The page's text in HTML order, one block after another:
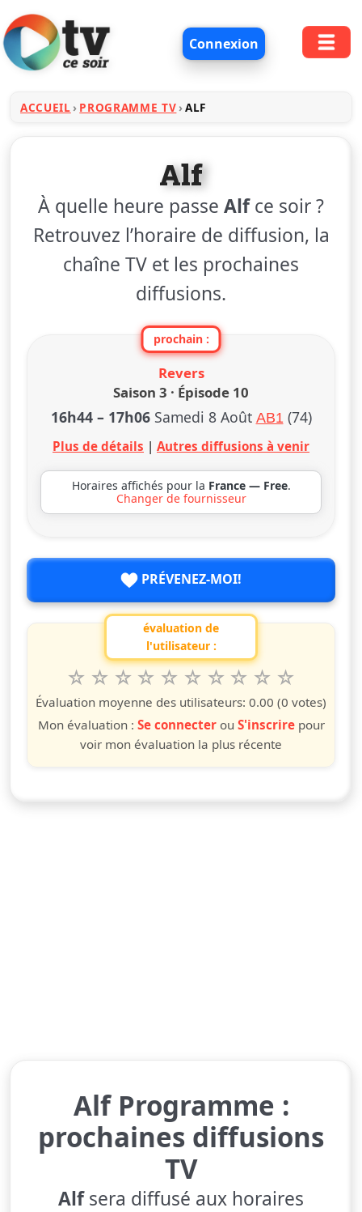
Connexion
ACCUEIL PROGRAMME TV ALF
Alf
À quelle heure passe Alfce soir ?
Retrouvez l’horaire de diffusion, la
chaîne TV et les prochaines
diffusions.
prochain :
Revers
Saison 3 · Épisode 10
16h44– 17h06 Samedi 8 Août AB1 (74)
Plus de détails | Autres diffusions à venir
Horaires affichés pour la France — Free.
Changer de fournisseur
PRÉVENEZ-MOI!
évaluation de
l'utilisateur :
questo spettacolo da 1 a 10 étoiles
10
étoiles
9
étoiles
8
étoiles
7
étoiles
6
étoiles
5
étoiles
4
étoiles
3
étoiles
2
étoiles
étoile
Évaluation moyenne des utilisateurs: 0.00 (0 votes)
Mon évaluation : Se connecterou S'inscrirepour
voir mon évaluation la plus récente
Alf Programme :
prochaines diffusions
TV
Alfsera diffusé aux horaires